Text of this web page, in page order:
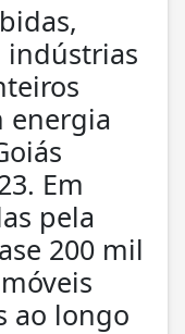
indústrias
energia
Em
pela
200 mil
ao longo